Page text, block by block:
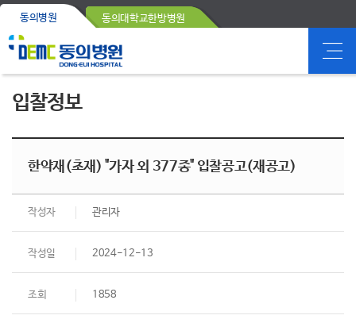
동의병원 동의대학교한방병원
입찰정보
한약재(초재) "가자 외 377종" 입찰공고(재공고)
작성자 관리자
작성일 2024-12-13
조회 1858